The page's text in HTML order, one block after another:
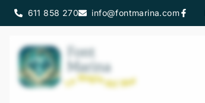
611 858 270 info@fontmarina.com